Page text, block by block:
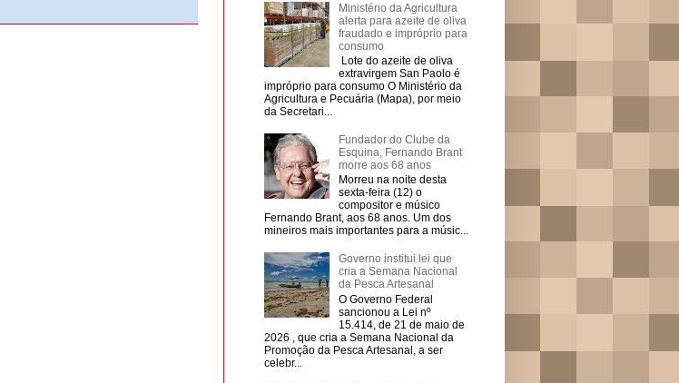
Ministério da Agricultura
alerta para azeite de oliva
fraudado e impróprio para
consumo
Lote do azeite de oliva
extravirgem San Paolo é
impróprio para consumo O Ministério da
Agricultura e Pecuária (Mapa), por meio
da Secretari...
Fundador do Clube da
Esquina, Fernando Brant
morre aos 68 anos
Morreu na noite desta
sexta-feira (12) o
compositor e músico
Fernando Brant, aos 68 anos. Um dos
mineiros mais importantes para a músic...
Governo institui lei que
cria a Semana Nacional
da Pesca Artesanal
O Governo Federal
sancionou a Lei nº
15.414, de 21 de maio de
2026 , que cria a Semana Nacional da
Promoção da Pesca Artesanal, a ser
celebr...